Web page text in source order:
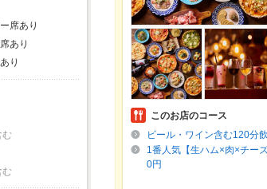
席あり
あり
り
む
む
このお店のコース
ビール・ワイン含む120分
1番人気【生ハム×肉×チー
0円